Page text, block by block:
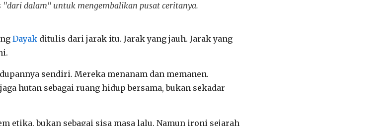
"dari dalam" untuk mengembalikan pusat ceritanya.
Dayak ditulis dari jarak itu. Jarak yang jauh. Jarak yang
sendiri. Mereka menanam dan memanen.
hutan sebagai ruang hidup bersama, bukan sekadar
etika, bukan sebagai sisa masa lalu. Namun ironi sejarah